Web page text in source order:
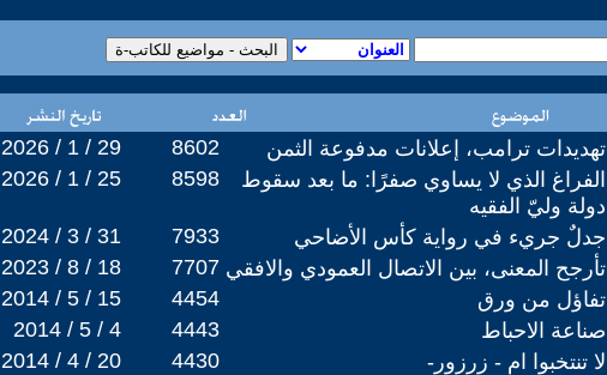
2026 / 1 / 29 8602 تهديدات ترامب، إعلانات مدفوعة الثمن
2026 / 1 / 25 8598
الفراغ الذي لا يساوي صفرًا: ما بعد سقوط
دولة وليّ الفقيه
2024 / 3 / 31 7933 جدلٌ جريء في رواية كأس الأضاحي
2023 / 8 / 18 7707 تأرجح المعنى، بين الاتصال العمودي والافقي
2014 / 5 / 15 4454 تفاؤل من ورق
2014 / 5 / 4 4443 صناعة الاحباط
2014 / 4 / 20 4430 لا تنتخبوا ام - زرزور-